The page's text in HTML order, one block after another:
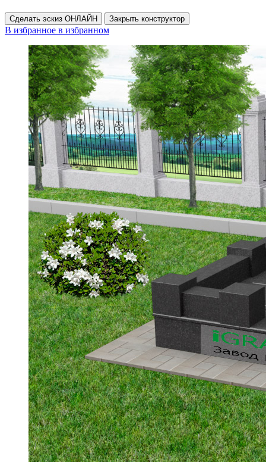
Сделать эскиз ОНЛАЙН Закрыть конструктор
В избранное в избранном